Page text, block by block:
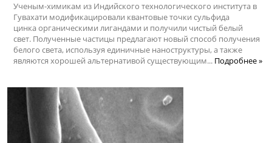
Ученым-химикам из Индийского технологического института в
Гувахати модификацировали квантовые точки сульфида
цинка органическими лигандами и получили чистый белый
свет. Полученные частицы предлагают новый способ получения
белого света, используя единичные наноструктуры, а также
являются хорошей альтернативой существующим... Подробнее »